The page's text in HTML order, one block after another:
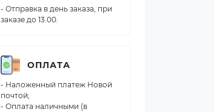
- Отправка в день заказа, при
заказе до 13.00.
ОПЛАТА
- Наложенный платеж Новой
почтой;
- Оплата наличными (в